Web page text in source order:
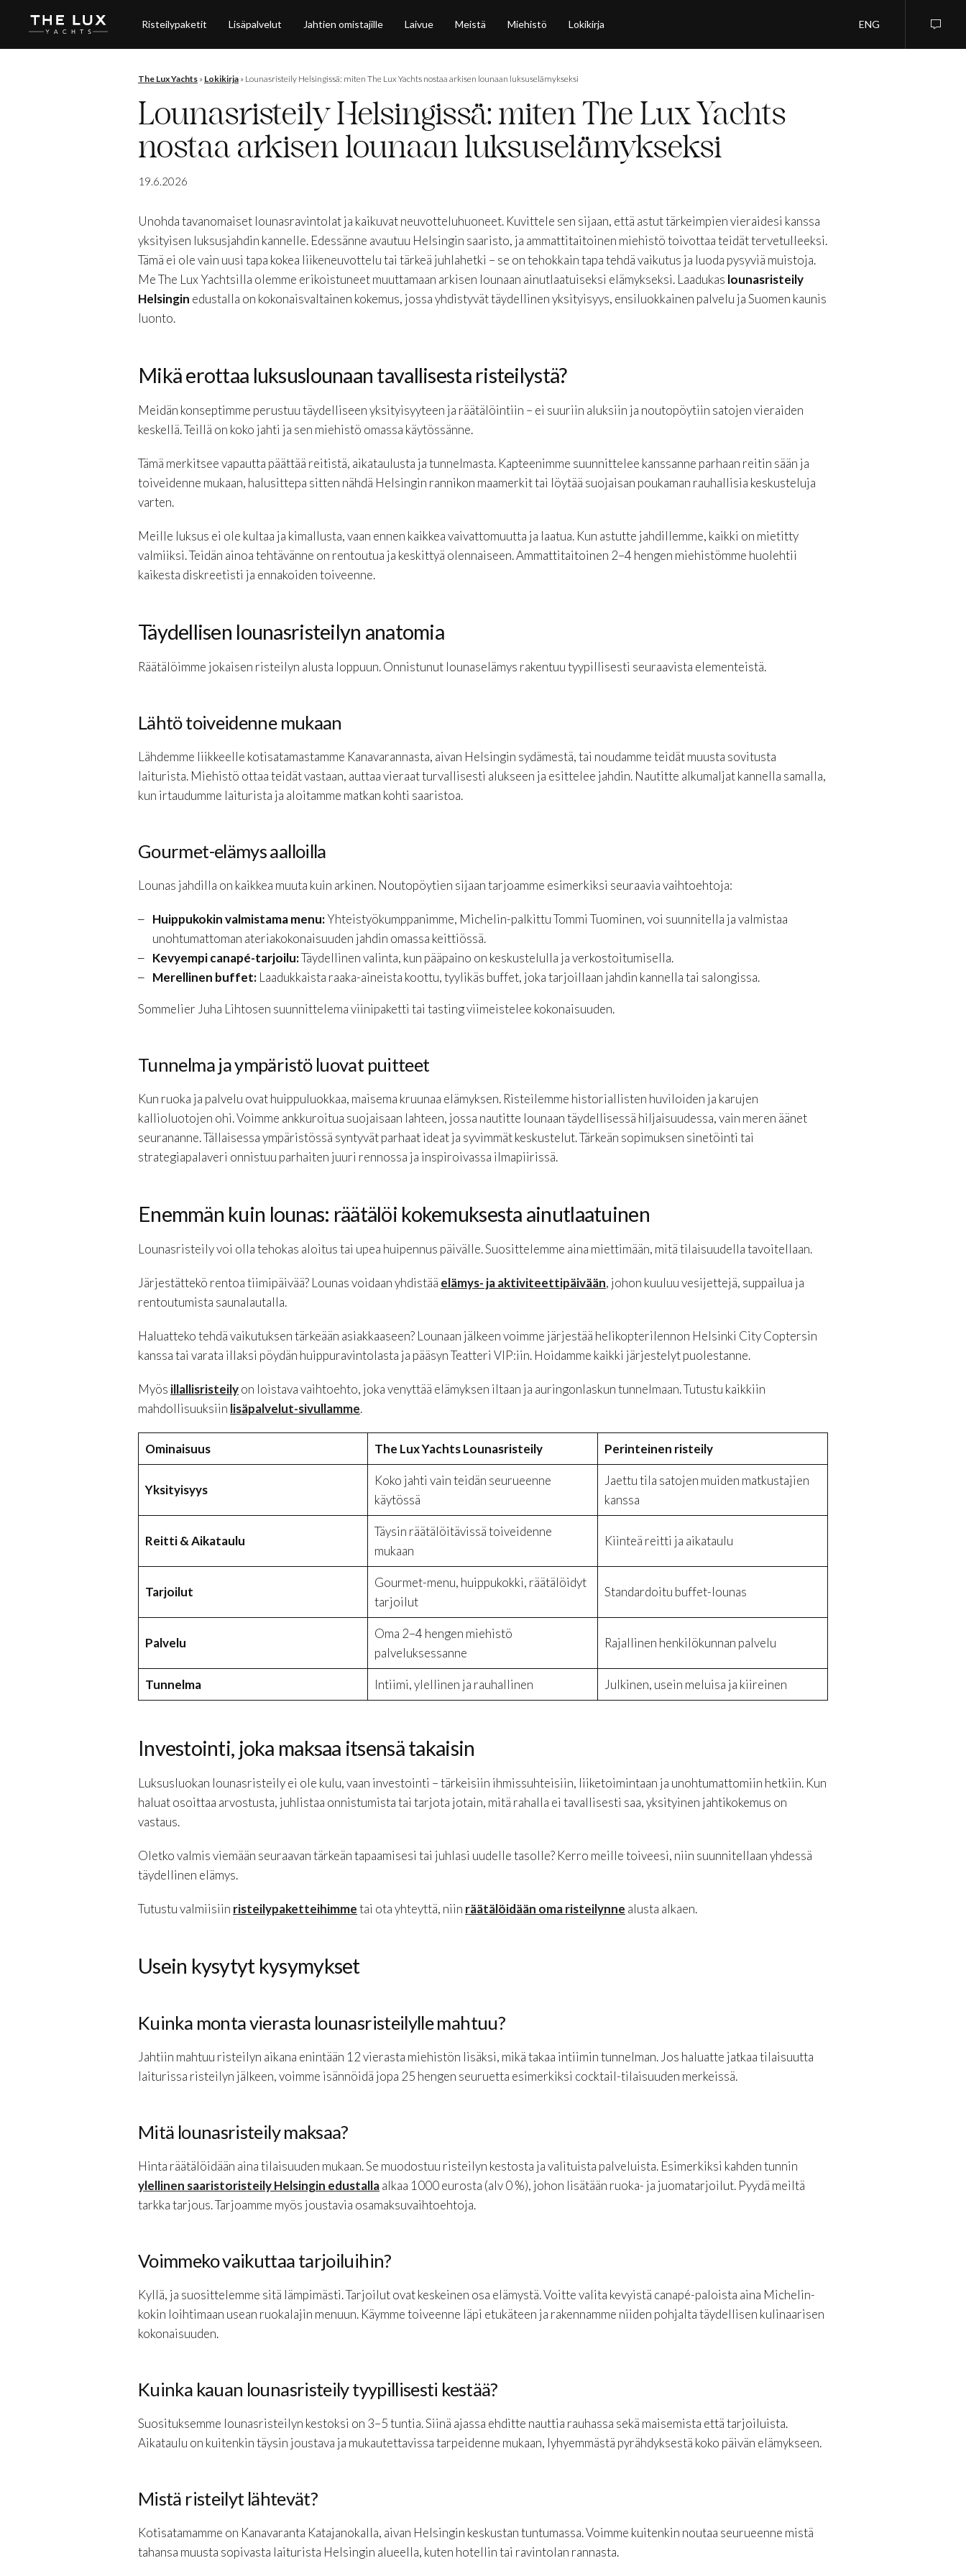
Risteilypaketit Lisäpalvelut Jahtien omistajille Laivue Meistä Miehistö Lokikirja ENG
The Lux Yachts » Lokikirja » Lounasristeily Helsingissä: miten The Lux Yachts nostaa arkisen lounaan luksuselämykseksi
Lounasristeily Helsingissä: miten The Lux Yachts
nostaa arkisen lounaan luksuselämykseksi
19.6.2026
Unohda tavanomaiset lounasravintolat ja kaikuvat neuvotteluhuoneet. Kuvittele sen sijaan, että astut tärkeimpien vieraidesi kanssa
yksityisen luksusjahdin kannelle. Edessänne avautuu Helsingin saaristo, ja ammattitaitoinen miehistö toivottaa teidät tervetulleeksi.
Tämä ei ole vain uusi tapa kokea liikeneuvottelu tai tärkeä juhlahetki – se on tehokkain tapa tehdä vaikutus ja luoda pysyviä muistoja.
Me The Lux Yachtsilla olemme erikoistuneet muuttamaan arkisen lounaan ainutlaatuiseksi elämykseksi. Laadukas lounasristeily
Helsingin edustalla on kokonaisvaltainen kokemus, jossa yhdistyvät täydellinen yksityisyys, ensiluokkainen palvelu ja Suomen kaunis
luonto.
Mikä erottaa luksuslounaan tavallisesta risteilystä?
Meidän konseptimme perustuu täydelliseen yksityisyyteen ja räätälöintiin – ei suuriin aluksiin ja noutopöytiin satojen vieraiden
keskellä. Teillä on koko jahti ja sen miehistö omassa käytössänne.
Tämä merkitsee vapautta päättää reitistä, aikataulusta ja tunnelmasta. Kapteenimme suunnittelee kanssanne parhaan reitin sään ja
toiveidenne mukaan, halusittepa sitten nähdä Helsingin rannikon maamerkit tai löytää suojaisan poukaman rauhallisia keskusteluja
varten.
Meille luksus ei ole kultaa ja kimallusta, vaan ennen kaikkea vaivattomuutta ja laatua. Kun astutte jahdillemme, kaikki on mietitty
valmiiksi. Teidän ainoa tehtävänne on rentoutua ja keskittyä olennaiseen. Ammattitaitoinen 2–4 hengen miehistömme huolehtii
kaikesta diskreetisti ja ennakoiden toiveenne.
Täydellisen lounasristeilyn anatomia
Räätälöimme jokaisen risteilyn alusta loppuun. Onnistunut lounaselämys rakentuu tyypillisesti seuraavista elementeistä.
Lähtö toiveidenne mukaan
Lähdemme liikkeelle kotisatamastamme Kanavarannasta, aivan Helsingin sydämestä, tai noudamme teidät muusta sovitusta
laiturista. Miehistö ottaa teidät vastaan, auttaa vieraat turvallisesti alukseen ja esittelee jahdin. Nautitte alkumaljat kannella samalla,
kun irtaudumme laiturista ja aloitamme matkan kohti saaristoa.
Gourmet-elämys aalloilla
Lounas jahdilla on kaikkea muuta kuin arkinen. Noutopöytien sijaan tarjoamme esimerkiksi seuraavia vaihtoehtoja:
Huippukokin valmistama menu:Yhteistyökumppanimme, Michelin-palkittu Tommi Tuominen, voi suunnitella ja valmistaa
unohtumattoman ateriakokonaisuuden jahdin omassa keittiössä.
Kevyempi canapé-tarjoilu:Täydellinen valinta, kun pääpaino on keskustelulla ja verkostoitumisella.
Merellinen buffet: Laadukkaista raaka-aineista koottu, tyylikäs buffet, joka tarjoillaan jahdin kannella tai salongissa.
Sommelier Juha Lihtosen suunnittelema viinipaketti tai tasting viimeistelee kokonaisuuden.
Tunnelma ja ympäristö luovat puitteet
Kun ruoka ja palvelu ovat huippuluokkaa, maisema kruunaa elämyksen. Risteilemme historiallisten huviloiden ja karujen
kallioluotojen ohi. Voimme ankkuroitua suojaisaan lahteen, jossa nautitte lounaan täydellisessä hiljaisuudessa, vain meren äänet
seurananne. Tällaisessa ympäristössä syntyvät parhaat ideat ja syvimmät keskustelut. Tärkeän sopimuksen sinetöinti tai
strategiapalaveri onnistuu parhaiten juuri rennossa ja inspiroivassa ilmapiirissä.
Enemmän kuin lounas: räätälöi kokemuksesta ainutlaatuinen
Lounasristeily voi olla tehokas aloitus tai upea huipennus päivälle. Suosittelemme aina miettimään, mitä tilaisuudella tavoitellaan.
Järjestättekö rentoa tiimipäivää? Lounas voidaan yhdistää elämys- ja aktiviteettipäivään, johon kuuluu vesijettejä, suppailua ja
rentoutumista saunalautalla.
Haluatteko tehdä vaikutuksen tärkeään asiakkaaseen? Lounaan jälkeen voimme järjestää helikopterilennon Helsinki City Coptersin
kanssa tai varata illaksi pöydän huippuravintolasta ja pääsyn Teatteri VIP:iin. Hoidamme kaikki järjestelyt puolestanne.
Myös illallisristeilyon loistava vaihtoehto, joka venyttää elämyksen iltaan ja auringonlaskun tunnelmaan. Tutustu kaikkiin
mahdollisuuksiin lisäpalvelut-sivullamme.
Ominaisuus The Lux Yachts Lounasristeily Perinteinen risteily
Yksityisyys
Koko jahti vain teidän seurueenne
käytössä
Jaettu tila satojen muiden matkustajien
kanssa
Reitti & Aikataulu
Täysin räätälöitävissä toiveidenne
mukaan
Kiinteä reitti ja aikataulu
Tarjoilut
Gourmet-menu, huippukokki, räätälöidyt
tarjoilut
Standardoitu buffet-lounas
Palvelu
Oma 2–4 hengen miehistö
palveluksessanne
Rajallinen henkilökunnan palvelu
Tunnelma Intiimi, ylellinen ja rauhallinen Julkinen, usein meluisa ja kiireinen
Investointi, joka maksaa itsensä takaisin
Luksusluokan lounasristeily ei ole kulu, vaan investointi – tärkeisiin ihmissuhteisiin, liiketoimintaan ja unohtumattomiin hetkiin. Kun
haluat osoittaa arvostusta, juhlistaa onnistumista tai tarjota jotain, mitä rahalla ei tavallisesti saa, yksityinen jahtikokemus on
vastaus.
Oletko valmis viemään seuraavan tärkeän tapaamisesi tai juhlasi uudelle tasolle? Kerro meille toiveesi, niin suunnitellaan yhdessä
täydellinen elämys.
Tutustu valmiisiin risteilypaketteihimmetai ota yhteyttä, niin räätälöidään oma risteilynne alusta alkaen.
Usein kysytyt kysymykset
Kuinka monta vierasta lounasristeilylle mahtuu?
Jahtiin mahtuu risteilyn aikana enintään 12 vierasta miehistön lisäksi, mikä takaa intiimin tunnelman. Jos haluatte jatkaa tilaisuutta
laiturissa risteilyn jälkeen, voimme isännöidä jopa 25 hengen seuruetta esimerkiksi cocktail-tilaisuuden merkeissä.
Mitä lounasristeily maksaa?
Hinta räätälöidään aina tilaisuuden mukaan. Se muodostuu risteilyn kestosta ja valituista palveluista. Esimerkiksi kahden tunnin
ylellinen saaristoristeily Helsingin edustallaalkaa 1000 eurosta (alv 0 %), johon lisätään ruoka- ja juomatarjoilut. Pyydä meiltä
tarkka tarjous. Tarjoamme myös joustavia osamaksuvaihtoehtoja.
Voimmeko vaikuttaa tarjoiluihin?
Kyllä, ja suosittelemme sitä lämpimästi. Tarjoilut ovat keskeinen osa elämystä. Voitte valita kevyistä canapé-paloista aina Michelin-
kokin loihtimaan usean ruokalajin menuun. Käymme toiveenne läpi etukäteen ja rakennamme niiden pohjalta täydellisen kulinaarisen
kokonaisuuden.
Kuinka kauan lounasristeily tyypillisesti kestää?
Suosituksemme lounasristeilyn kestoksi on 3–5 tuntia. Siinä ajassa ehditte nauttia rauhassa sekä maisemista että tarjoiluista.
Aikataulu on kuitenkin täysin joustava ja mukautettavissa tarpeidenne mukaan, lyhyemmästä pyrähdyksestä koko päivän elämykseen.
Mistä risteilyt lähtevät?
Kotisatamamme on Kanavaranta Katajanokalla, aivan Helsingin keskustan tuntumassa. Voimme kuitenkin noutaa seurueenne mistä
tahansa muusta sopivasta laiturista Helsingin alueella, kuten hotellin tai ravintolan rannasta.